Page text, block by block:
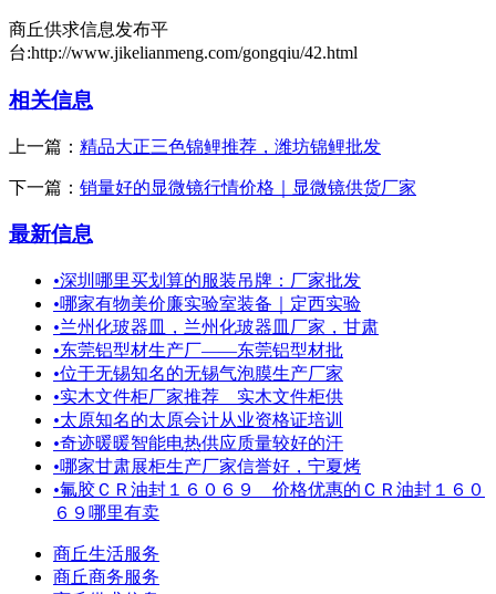
商丘供求信息发布平
台:http://www.jikelianmeng.com/gongqiu/42.html
相关信息
上一篇： 精品大正三色锦鲤推荐，潍坊锦鲤批发
下一篇： 销量好的显微镜行情价格｜显微镜供货厂家
最新信息
•深圳哪里买划算的服装吊牌：厂家批发
•哪家有物美价廉实验室装备｜定西实验
•兰州化玻器皿，兰州化玻器皿厂家，甘肃
•东莞铝型材生产厂——东莞铝型材批
•位于无锡知名的无锡气泡膜生产厂家
•实木文件柜厂家推荐 实木文件柜供
•太原知名的太原会计从业资格证培训
•奇迹暖暖智能电热供应质量较好的汗
•哪家甘肃展柜生产厂家信誉好，宁夏烤
•氟胶ＣＲ油封１６０６９ 价格优惠的ＣＲ油封１６０
６９哪里有卖
商丘生活服务
商丘商务服务